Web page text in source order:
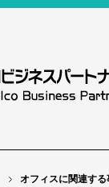
オフィスに関連する